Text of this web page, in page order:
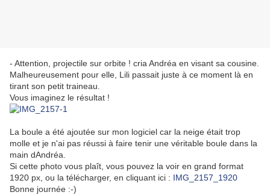
- Attention, projectile sur orbite ! cria Andréa en visant sa cousine.
Malheureusement pour elle, Lili passait juste à ce moment là en
tirant son petit traineau.
Vous imaginez le résultat !
La boule a été ajoutée sur mon logiciel car la neige était trop
molle et je n'ai pas réussi à faire tenir une véritable boule dans la
main dAndréa.
Si cette photo vous plaît, vous pouvez la voir en grand format
1920 px, ou la télécharger, en cliquant ici : IMG_2157_1920
Bonne journée :-)